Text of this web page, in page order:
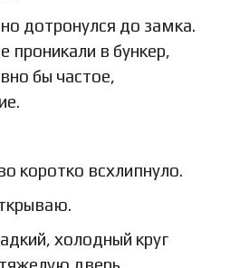
дотронулся до замка.
проникали в бункер,
бы частое,
коротко всхлипнуло.
холодный круг